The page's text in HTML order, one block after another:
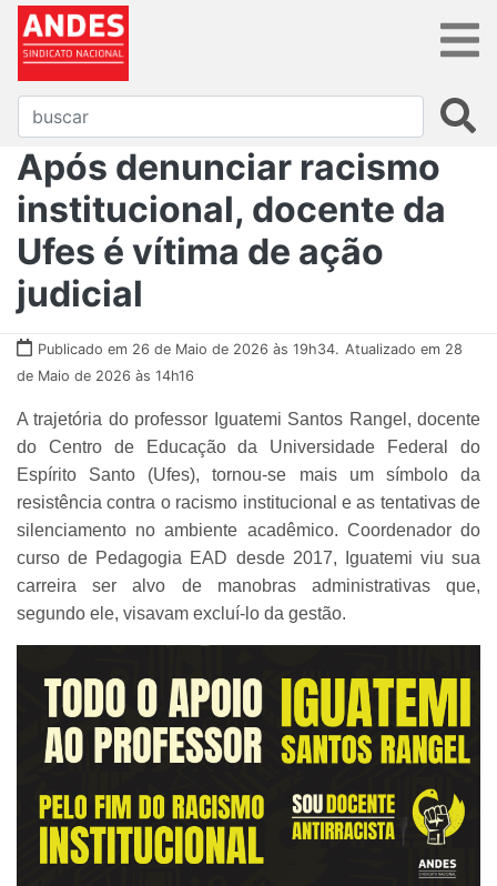
Após denunciar racismo
institucional, docente da
Ufes é vítima de ação
judicial
Publicado em 26 de Maio de 2026 às 19h34. Atualizado em 28
de Maio de 2026 às 14h16
A trajetória do professor Iguatemi Santos Rangel, docente
do Centro de Educação da Universidade Federal do
Espírito Santo (Ufes), tornou-se mais um símbolo da
resistência contra o racismo institucional e as tentativas de
silenciamento no ambiente acadêmico. Coordenador do
curso de Pedagogia EAD desde 2017, Iguatemi viu sua
carreira ser alvo de manobras administrativas que,
segundo ele, visavam excluí-lo da gestão.